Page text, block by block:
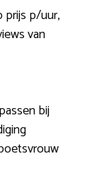
prijs p/uur,
van
bij